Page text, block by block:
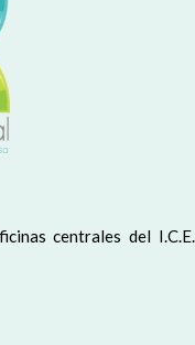
centrales del I.C.E.